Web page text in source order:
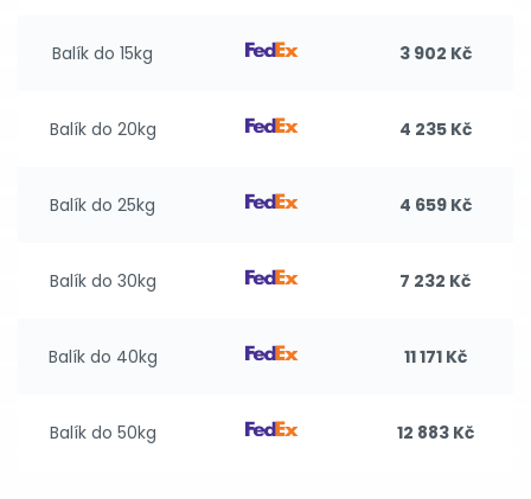
Balík do 15kg 3 902 Kč
Balík do 20kg 4 235 Kč
Balík do 25kg 4 659 Kč
Balík do 30kg 7 232 Kč
Balík do 40kg 11 171 Kč
Balík do 50kg 12 883 Kč